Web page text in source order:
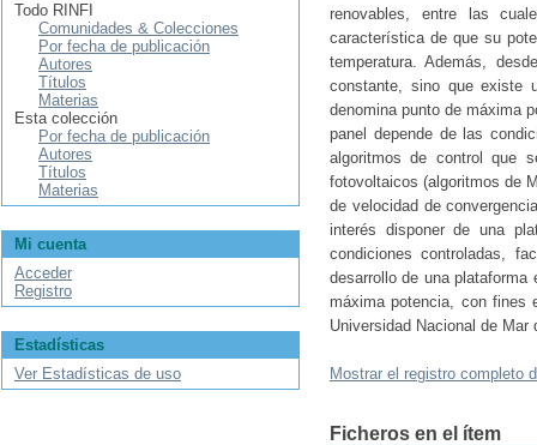
renovables, entre las
característica de que su
temperatura. Además,
constante, sino que existe
denomina punto de máxima
panel depende de las
algoritmos de control que
fotovoltaicos (algoritmos de
de velocidad de
interés disponer de una
condiciones controladas,
desarrollo de una
máxima potencia, con fines
Universidad Nacional de Mar
Mostrar el registro completo
Ficheros en el ítem
Todo RINFI
Comunidades & Colecciones
Por fecha de publicación
Autores
Títulos
Materias
Esta colección
Por fecha de publicación
Autores
Títulos
Materias
Mi cuenta
Acceder
Registro
Estadísticas
Ver Estadísticas de uso